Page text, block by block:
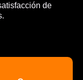
de